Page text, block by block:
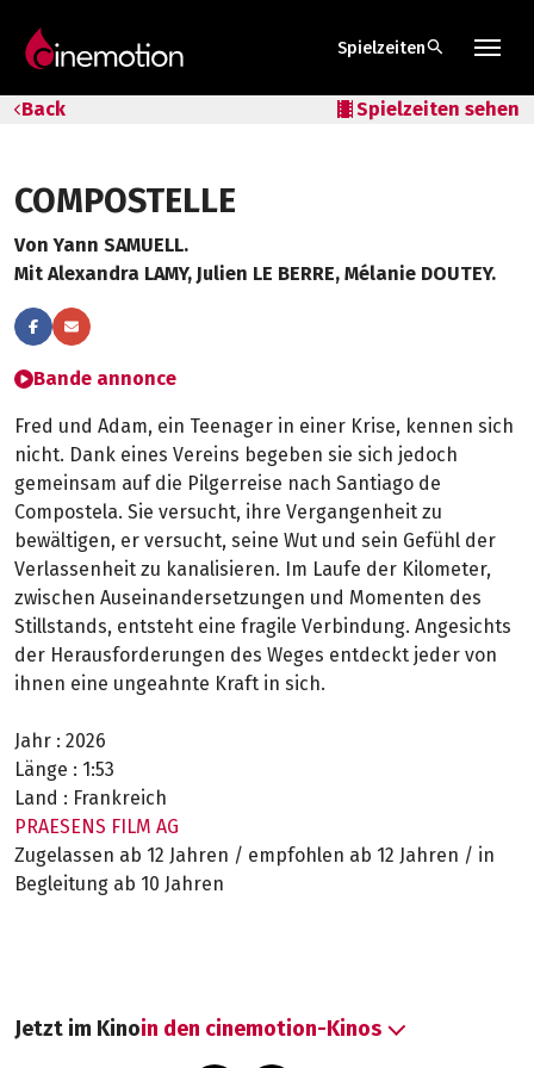
Spielzeitensearch
Back local_movies Spielzeiten sehen
COMPOSTELLE
Von Yann SAMUELL.
Mit Alexandra LAMY, Julien LE BERRE, Mélanie DOUTEY.
Bande annonce
Fred und Adam, ein Teenager in einer Krise, kennen sich
nicht. Dank eines Vereins begeben sie sich jedoch
gemeinsam auf die Pilgerreise nach Santiago de
Compostela. Sie versucht, ihre Vergangenheit zu
bewältigen, er versucht, seine Wut und sein Gefühl der
Verlassenheit zu kanalisieren. Im Laufe der Kilometer,
zwischen Auseinandersetzungen und Momenten des
Stillstands, entsteht eine fragile Verbindung. Angesichts
der Herausforderungen des Weges entdeckt jeder von
ihnen eine ungeahnte Kraft in sich.
Jahr : 2026
Länge : 1:53
Land : Frankreich
PRAESENS FILM AG
Zugelassen ab 12 Jahren / empfohlen ab 12 Jahren / in
Begleitung ab 10 Jahren
Jetzt im Kinoin den cinemotion-Kinos
Geschenk-Gutschein
Tipps